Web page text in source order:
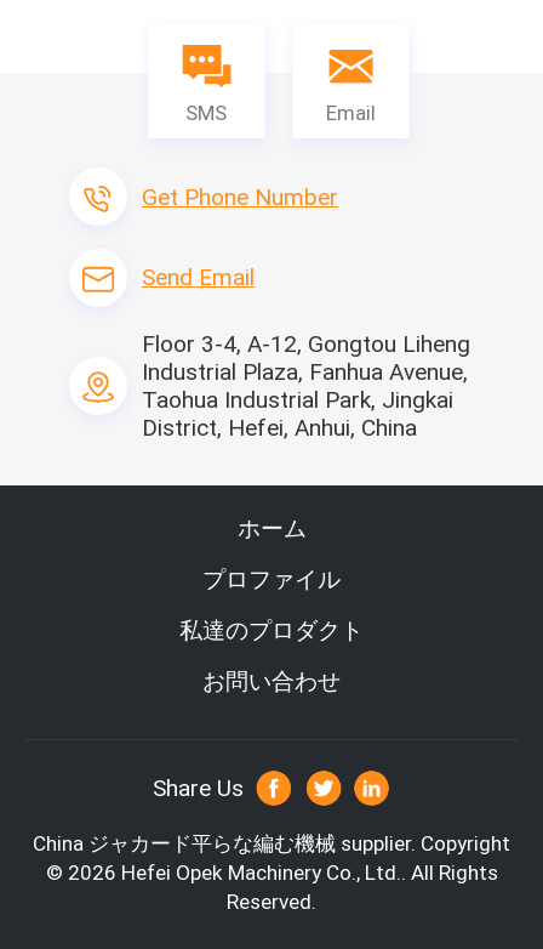
SMS Email
Get Phone Number
Send Email
Floor 3-4, A-12, Gongtou Liheng
Industrial Plaza, Fanhua Avenue,
Taohua Industrial Park, Jingkai
District, Hefei, Anhui, China
ホーム
プロファイル
私達のプロダクト
お問い合わせ
Share Us
China ジャカード平らな編む機械 supplier. Copyright
© 2026 Hefei Opek Machinery Co., Ltd.. All Rights
Reserved.